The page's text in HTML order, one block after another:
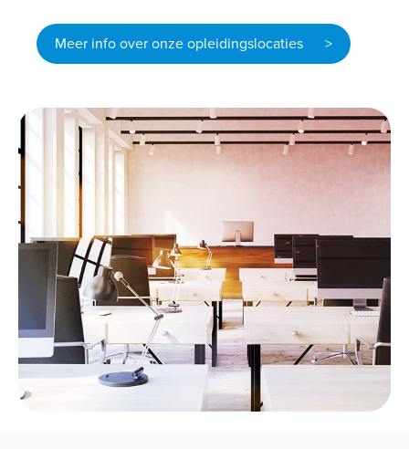
Meer info over onze opleidingslocaties >